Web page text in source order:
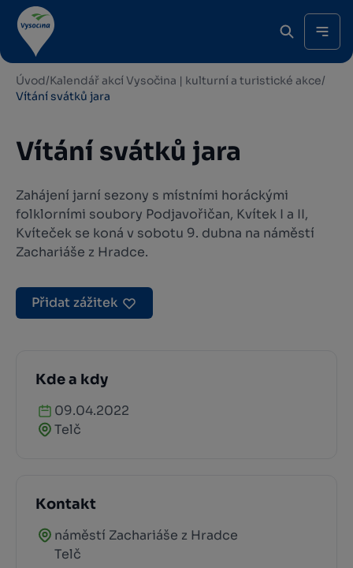
Úvod/Kalendář akcí Vysočina | kulturní a turistické akce/
Vítání svátků jara
Vítání svátků jara
Zahájení jarní sezony s místními horáckými
folklorními soubory Podjavořičan, Kvítek I a II,
Kvíteček se koná v sobotu 9. dubna na náměstí
Zachariáše z Hradce.
Přidat zážitek
Kde a kdy
09.04.2022
Telč
Kontakt
náměstí Zachariáše z Hradce
Telč